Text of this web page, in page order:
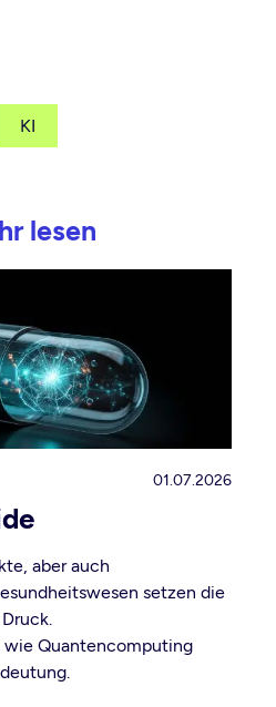
KI
lesen
01.07.2026
aber auch
setzen die
Quantencomputing